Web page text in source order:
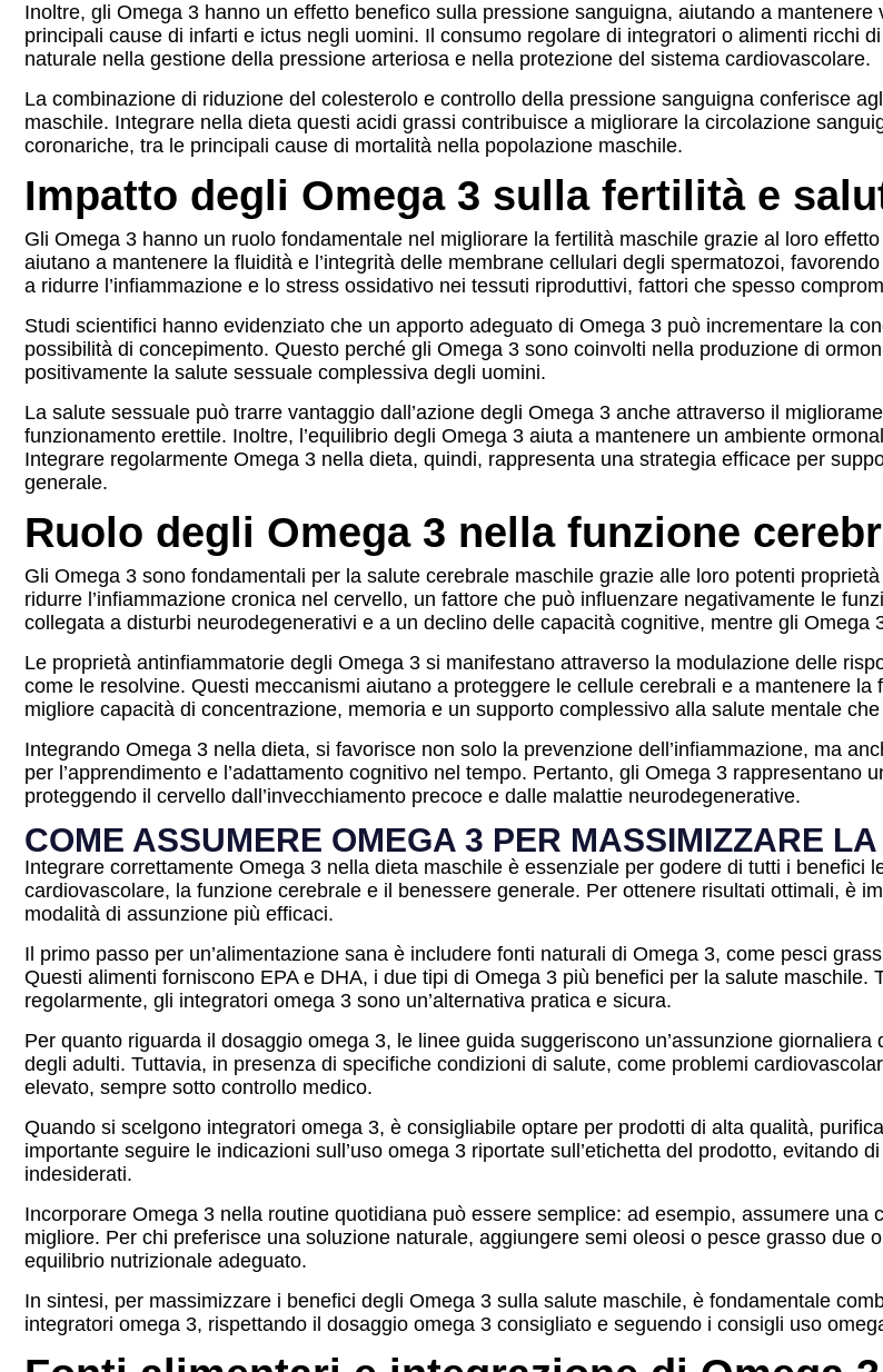
Inoltre, gli Omega 3 hanno un effetto benefico sulla pressione sanguigna, aiutando a
principali cause di infarti e ictus negli uomini. Il consumo regolare di integratori o alimenti ricchi
naturale nella gestione della pressione arteriosa e nella protezione del sistema cardiovascolare.
La combinazione di riduzione del colesterolo e controllo della pressione sanguigna conferisce
maschile. Integrare nella dieta questi acidi grassi contribuisce a migliorare la circolazione
coronariche, tra le principali cause di mortalità nella popolazione maschile.
Impatto degli Omega 3 sulla fertilità e
Gli Omega 3 hanno un ruolo fondamentale nel migliorare la fertilità maschile grazie al loro
aiutano a mantenere la fluidità e l’integrità delle membrane cellulari degli spermatozoi,
a ridurre l’infiammazione e lo stress ossidativo nei tessuti riproduttivi, fattori che spesso
Studi scientifici hanno evidenziato che un apporto adeguato di Omega 3 può incrementare la
possibilità di concepimento. Questo perché gli Omega 3 sono coinvolti nella produzione di
positivamente la salute sessuale complessiva degli uomini.
La salute sessuale può trarre vantaggio dall’azione degli Omega 3 anche attraverso il
funzionamento erettile. Inoltre, l’equilibrio degli Omega 3 aiuta a mantenere un ambiente
Integrare regolarmente Omega 3 nella dieta, quindi, rappresenta una strategia efficace per
generale.
Ruolo degli Omega 3 nella funzione
Gli Omega 3 sono fondamentali per la salute cerebrale maschile grazie alle loro potenti
ridurre l’infiammazione cronica nel cervello, un fattore che può influenzare negativamente le
collegata a disturbi neurodegenerativi e a un declino delle capacità cognitive, mentre gli Omega
Le proprietà antinfiammatorie degli Omega 3 si manifestano attraverso la modulazione delle
come le resolvine. Questi meccanismi aiutano a proteggere le cellule cerebrali e a mantenere
migliore capacità di concentrazione, memoria e un supporto complessivo alla salute mentale
Integrando Omega 3 nella dieta, si favorisce non solo la prevenzione dell’infiammazione, ma
per l’apprendimento e l’adattamento cognitivo nel tempo. Pertanto, gli Omega 3
proteggendo il cervello dall’invecchiamento precoce e dalle malattie neurodegenerative.
COME ASSUMERE OMEGA 3 PER MASSIMIZZARE
Integrare correttamente Omega 3 nella dieta maschile è essenziale per godere di tutti i benefici
cardiovascolare, la funzione cerebrale e il benessere generale. Per ottenere risultati ottimali, è
modalità di assunzione più efficaci.
Il primo passo per un’alimentazione sana è includere fonti naturali di Omega 3, come pesci
Questi alimenti forniscono EPA e DHA, i due tipi di Omega 3 più benefici per la salute
regolarmente, gli integratori omega 3 sono un’alternativa pratica e sicura.
Per quanto riguarda il dosaggio omega 3, le linee guida suggeriscono un’assunzione
degli adulti. Tuttavia, in presenza di specifiche condizioni di salute, come problemi
elevato, sempre sotto controllo medico.
Quando si scelgono integratori omega 3, è consigliabile optare per prodotti di alta qualità,
importante seguire le indicazioni sull’uso omega 3 riportate sull’etichetta del prodotto, evitando
indesiderati.
Incorporare Omega 3 nella routine quotidiana può essere semplice: ad esempio, assumere una
migliore. Per chi preferisce una soluzione naturale, aggiungere semi oleosi o pesce grasso due
equilibrio nutrizionale adeguato.
In sintesi, per massimizzare i benefici degli Omega 3 sulla salute maschile, è fondamentale
integratori omega 3, rispettando il dosaggio omega 3 consigliato e seguendo i consigli uso